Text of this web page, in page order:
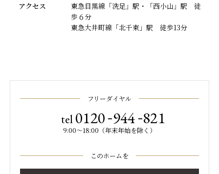
アクセス
東急目黒線「洗足」駅・「西小山」駅 徒
歩６分
東急大井町線「北千束」駅 徒歩13分
フリーダイヤル
tel0120-944-821
9:00～18:00（年末年始を除く）
このホームを